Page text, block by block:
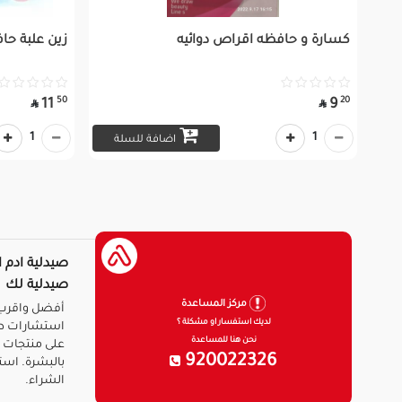
كسارة و حافظه اقراص دوائيه
20
9

اضافة للسلة 1
زين علبة
50
11

1
مركز المساعدة
لديك استفسار او مشكلة ؟
نحن هنا للمساعدة
920022326
صيدلية ادم
صيدلية لك
أفضل
استشارات
على منتجات
بالبشرة.
الشراء.